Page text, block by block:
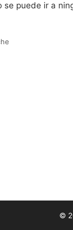
se puede ir a
©